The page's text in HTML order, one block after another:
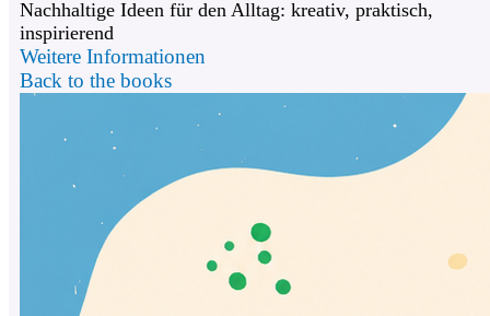
Nachhaltige Ideen für den Alltag: kreativ, praktisch,
inspirierend
Weitere Informationen
Back to the books